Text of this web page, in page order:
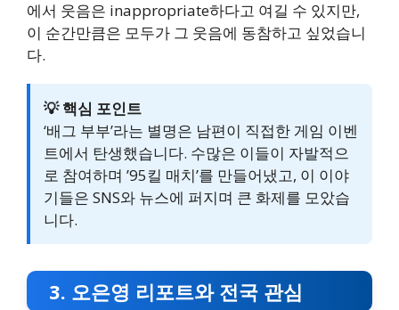
에서 웃음은 inappropriate하다고 여길 수 있지만,
이 순간만큼은 모두가 그 웃음에 동참하고 싶었습니
다.
💡 핵심 포인트
‘배그 부부’라는 별명은 남편이 직접한 게임 이벤
트에서 탄생했습니다. 수많은 이들이 자발적으
로 참여하며 ’95킬 매치’를 만들어냈고, 이 이야
기들은 SNS와 뉴스에 퍼지며 큰 화제를 모았습
니다.
3. 오은영 리포트와 전국 관심